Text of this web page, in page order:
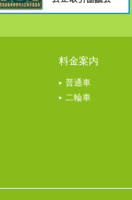
料金案内
普通車
二輪車